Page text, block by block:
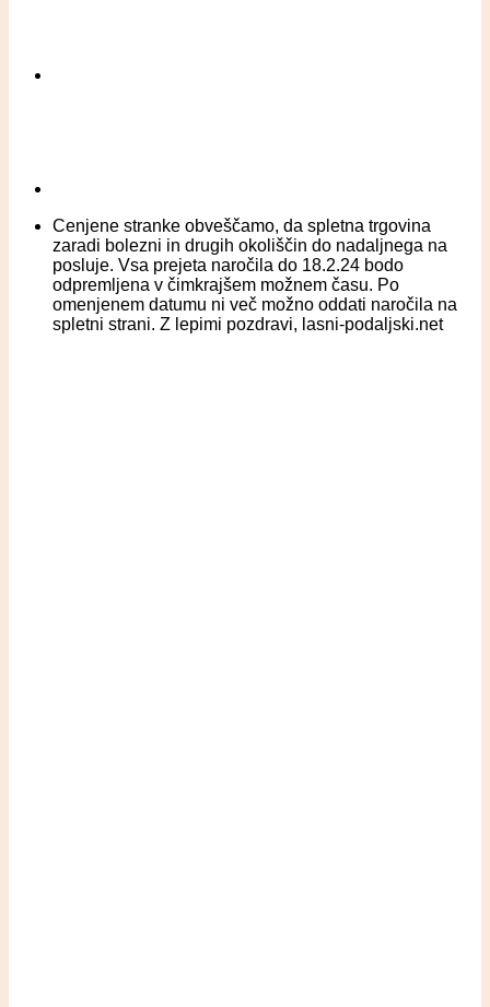
Cenjene stranke obveščamo, da spletna trgovina
zaradi bolezni in drugih okoliščin do nadaljnega na
posluje. Vsa prejeta naročila do 18.2.24 bodo
odpremljena v čimkrajšem možnem času. Po
omenjenem datumu ni več možno oddati naročila na
spletni strani. Z lepimi pozdravi, lasni-podaljski.net